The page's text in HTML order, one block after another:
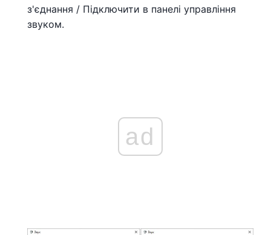
з'єднання / Підключити в панелі управління
звуком.
ad